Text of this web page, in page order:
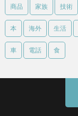
商品 家族 技術
本 海外 生活
車 電話 食